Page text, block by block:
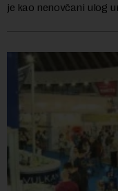
je kao nenovčani ulog